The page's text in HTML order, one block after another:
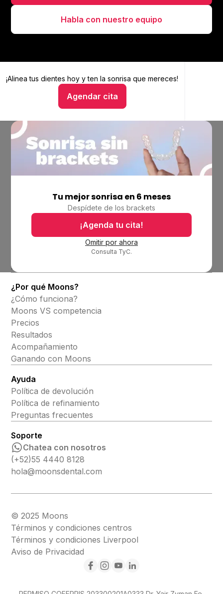
Habla con nuestro equipo
¡Alinea tus dientes hoy yten la sonrisa que mereces!
Agendar cita
Alinea tus dientes hoy y ten la sonrisa que mereces
Hablar con un asesor
Tu mejor sonrisa en 6 meses
Despídete de los brackets
¡Agenda tu cita!
Omitir por ahora
Consulta TyC.
Alineadores invisibles
¿Por qué Moons?
¿Cómo funciona?
Moons VS competencia
Precios
Resultados
Acompañamiento
Ganando con Moons
Ayuda
Política de devolución
Política de refinamiento
Preguntas frecuentes
Soporte
Chatea con nosotros
(+52)55 4440 8128
hola@moonsdental.com
© 2025 Moons
Términos y condiciones centros
Términos y condiciones Liverpool
Aviso de Privacidad